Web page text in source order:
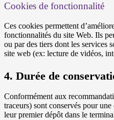
Cookies de fonctionnalité
Ces cookies permettent
fonctionnalités du site Web. Ils
ou par des tiers dont les services
site web (ex: lecture de vidéos,
4. Durée de
Conformément aux
traceurs) sont conservés pour
leur premier dépôt dans le